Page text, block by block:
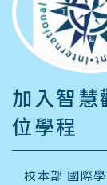
加入智慧
位學程
校本部 國際